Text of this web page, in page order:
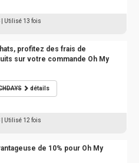
| Utilisé 13 fois
profitez des frais de
sur votre commande Oh My
détails
| Utilisé 12 fois
de 10% pour Oh My